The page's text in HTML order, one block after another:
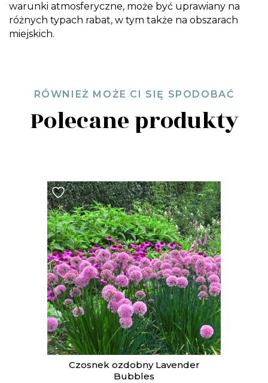
warunki atmosferyczne, może być uprawiany na
różnych typach rabat, w tym także na obszarach
miejskich.
RÓWNIEŻ MOŻE CI SIĘ SPODOBAĆ
Polecane produkty
Czosnek ozdobny Lavender
Bubbles